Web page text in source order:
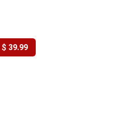
$ 39.99